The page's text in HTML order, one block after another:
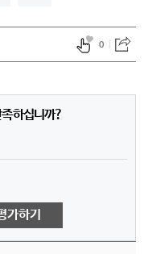
0
하십니까?
가하기